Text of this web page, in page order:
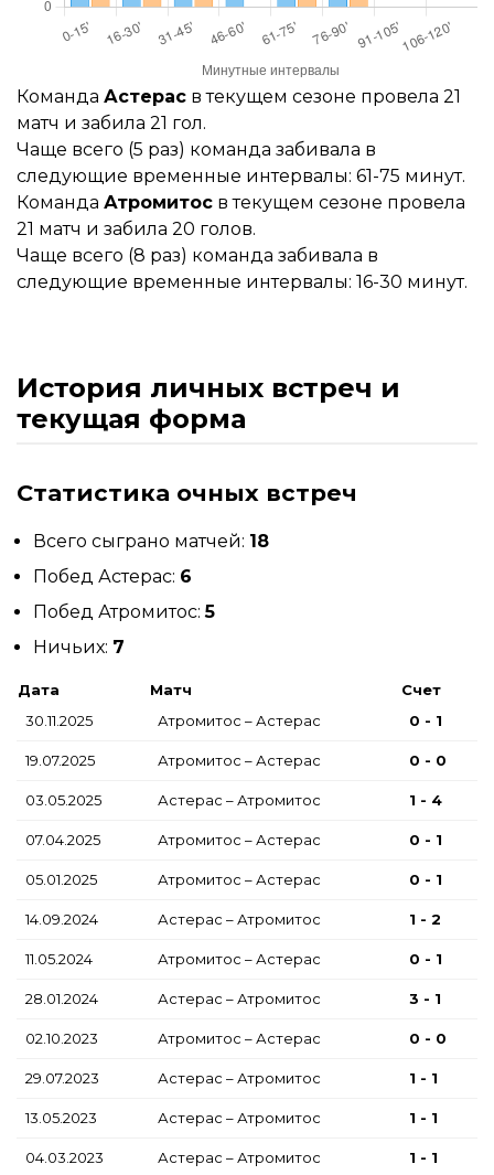
Команда Астерас в текущем сезоне провела 21
матч и забила 21 гол.
Чаще всего (5 раз) команда забивала в
следующие временные интервалы: 61-75 минут.
Команда Атромитос в текущем сезоне провела
21 матч и забила 20 голов.
Чаще всего (8 раз) команда забивала в
следующие временные интервалы: 16-30 минут.
История личных встреч и
текущая форма
Статистика очных встреч
Всего сыграно матчей: 18
Побед Астерас: 6
Побед Атромитос:5
Ничьих: 7
Дата Матч
Счет
30.11.2025
Атромитос – Астерас 0 - 1
19.07.2025 Атромитос – Астерас 0 - 0
03.05.2025 Астерас – Атромитос 1 - 4
07.04.2025 Атромитос – Астерас 0 - 1
05.01.2025 Атромитос – Астерас 0 - 1
14.09.2024 Астерас – Атромитос 1 - 2
11.05.2024 Атромитос – Астерас 0 - 1
28.01.2024 Астерас – Атромитос 3 - 1
02.10.2023 Атромитос – Астерас 0 - 0
29.07.2023 Астерас – Атромитос 1 - 1
13.05.2023 Астерас – Атромитос 1 - 1
04.03.2023 Астерас – Атромитос 1 - 1